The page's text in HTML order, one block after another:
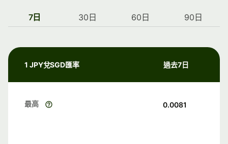
7日 30日 60日 90日
1 JPY兌SGD匯率 過去7日
最高 0.0081